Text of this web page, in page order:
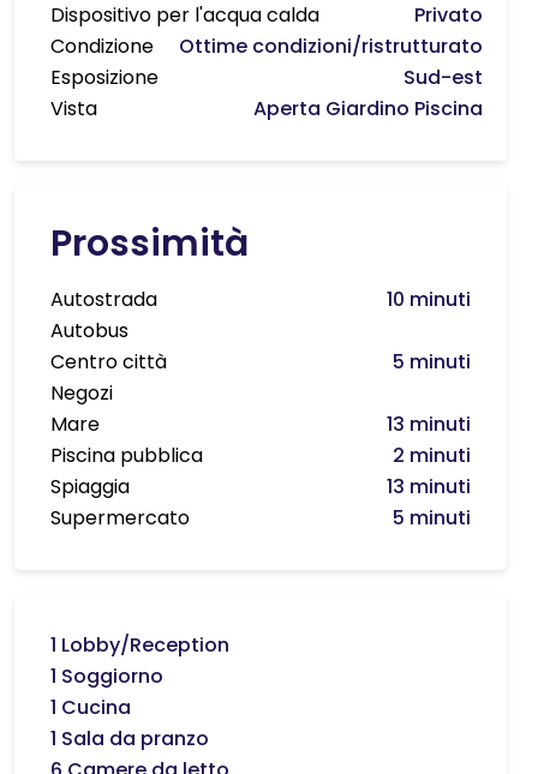
Dispositivo per l'acqua calda
Privato
Condizione
Ottime condizioni/ristrutturato
Esposizione
Sud-est
Vista
Aperta Giardino Piscina
Prossimità
Autostrada
10 minuti
Autobus
Centro città
5 minuti
Negozi
Mare
13 minuti
Piscina pubblica
2 minuti
Spiaggia
13 minuti
Supermercato
5 minuti
1 Lobby/Reception
1 Soggiorno
1 Cucina
1 Sala da pranzo